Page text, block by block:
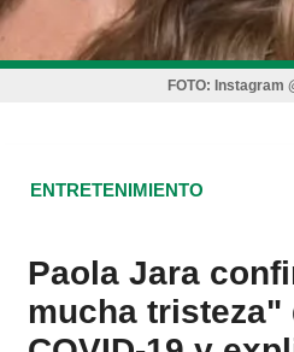
FOTO: Instagram
ENTRETENIMIENTO
Paola Jara
mucha tristeza"